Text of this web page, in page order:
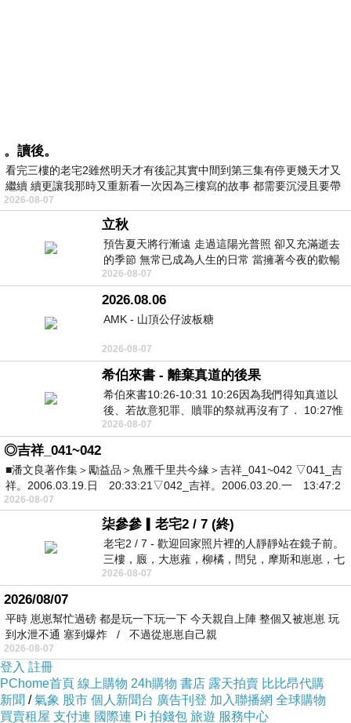
。讀後。
看完三樓的老宅2雖然明天才有後記其實中間到第三集有停更幾天才又
繼續 續更讓我那時又重新看一次因為三樓寫的故事 都需要沉浸且要帶
有
2026-08-07
立秋
預告夏天將行漸遠 走過這陽光普照 卻又充滿逝去
的季節 無常已成為人生的日常 當擁著今夜的歡暢
舒心 轉眼驟成昨日 而明晨 太陽
2026-08-07
2026.08.06
AMK - 山頂公仔波板糖
2026-08-07
希伯來書 - 離棄真道的後果
希伯來書10:26-10:31 10:26因為我們得知真道以
後、若故意犯罪、贖罪的祭就再沒有了． 10:27惟
有戰懼等候審判和那燒滅眾敵人的烈火
2026-08-07
◎吉祥_041~042
■潘文良著作集＞勵益品＞魚雁千里共今緣＞吉祥_041~042 ▽041_吉
祥。2006.03.19.日 20:33:21▽042_吉祥。2006.03.20.一 13:47:2
2026-08-07
柒參參▎老宅2 / 7 (終)
老宅2 / 7 - 歡迎回家照片裡的人靜靜站在鏡子前。
三樓，廄，大崽蕥，柳橘，閆兒，摩斯和崽崽，七
個人整整齊齊地站在鏡框之外，如同
2026-08-07
2026/08/07
平時 崽崽幫忙過磅 都是玩一下玩一下 今天親自上陣 整個又被崽崽 玩
到水泄不通 塞到爆炸 / 不過從崽崽自己親
2026-08-07
登入 註冊
PChome首頁 線上購物 24h購物 書店 露天拍賣 比比昂代購
新聞 /氣象 股市 個人新聞台 廣告刊登 加入聯播網 全球購物
買賣租屋 支付連 國際連 Pi 拍錢包 旅遊 服務中心